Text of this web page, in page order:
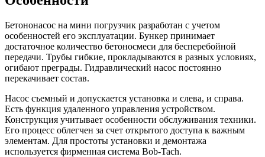
Бетононасос на мини погрузчик разработан с учетом
особенностей его эксплуатации. Бункер принимает
достаточное количество бетоносмеси для бесперебойной
передачи. Трубы гибкие, прокладываются в разных условиях,
огибают преграды. Гидравлический насос постоянно
перекачивает состав.
Насос съемный и допускается установка и слева, и справа.
Есть функция удаленного управления устройством.
Конструкция учитывает особенности обслуживания техники.
Его процесс облегчен за счет открытого доступа к важным
элементам. Для простоты установки и демонтажа
используется фирменная система Bob-Tach.